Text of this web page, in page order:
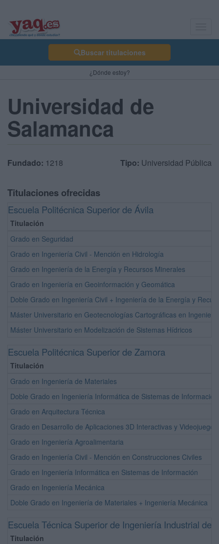
Buscar titulaciones
¿Dónde estoy?
Universidad de
Salamanca
Fundado: 1218 Tipo: Universidad Pública
Titulaciones ofrecidas
Escuela Politécnica Superior de Ávila
Titulación
Grado en Seguridad
Grado en Ingeniería Civil - Mención en Hidrología
Grado en Ingeniería de la Energía y Recursos Minerales
Grado en Ingeniería en Geoinformación y Geomática
Doble Grado en Ingeniería Civil + Ingeniería de la Energía y
Máster Universitario en Geotecnologías Cartográficas en
Máster Universitario en Modelización de Sistemas Hídricos
Escuela Politécnica Superior de Zamora
Titulación
Grado en Ingeniería de Materiales
Doble Grado en Ingeniería Informática de Sistemas de
Grado en Arquitectura Técnica
Grado en Desarrollo de Aplicaciones 3D Interactivas y Videojuegos
Grado en Ingeniería Agroalimentaria
Grado en Ingeniería Civil - Mención en Construcciones Civiles
Grado en Ingeniería Informática en Sistemas de Información
Grado en Ingeniería Mecánica
Doble Grado en Ingeniería de Materiales + Ingeniería Mecánica
Escuela Técnica Superior de Ingeniería Industrial de
Titulación